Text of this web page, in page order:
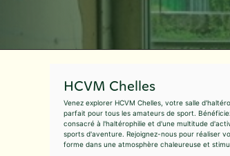
HCVM Chelles
Venez explorer HCVM Chelles, votre salle
parfait pour tous les amateurs de sport.
consacré à l'haltérophilie et d'une multitude
sports d'aventure. Rejoignez-nous pour réaliser
forme dans une atmosphère chaleureuse et